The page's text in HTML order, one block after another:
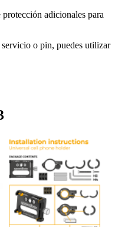
adicionales para
o pin, puedes utilizar